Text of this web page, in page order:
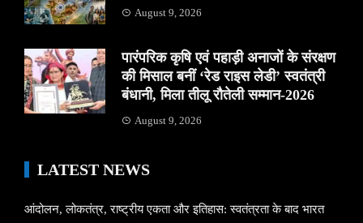
August 9, 2026
पारंपरिक कृषि एवं पहाड़ी अनाजों के संरक्षण
की मिसाल बनीं ‘रेड राइस लेडी’ स्वतंत्री
बंधानी, मिला तीलू रौतेली सम्मान-2026
August 9, 2026
LATEST NEWS
आंदोलन, लोकतंत्र, राष्ट्रीय एकता और इतिहास: स्वतंत्रता के बाद भारत